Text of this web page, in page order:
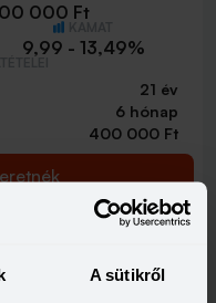
A sütikről
000 Ft
9,99 - 13,49%
21 év
6 hónap
400 000 Ft